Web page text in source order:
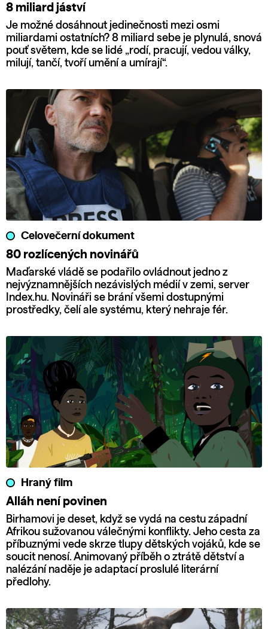
8 miliard jáství
Je možné dosáhnout jedinečnosti mezi osmi
miliardami ostatních? 8 miliard sebe je plynulá, snová
pouť světem, kde se lidé „rodí, pracují, vedou války,
milují, tančí, tvoří umění a umírají“.
Celovečerní dokument
80 rozlícených novinářů
Maďarské vládě se podařilo ovládnout jedno z
nejvýznamnějších nezávislých médií v zemi, server
Index.hu. Novináři se brání všemi dostupnými
prostředky, čelí ale systému, který nehraje fér.
Hraný film
Alláh není povinen
Birhamovi je deset, když se vydá na cestu západní
Afrikou sužovanou válečnými konflikty. Jeho cesta za
příbuznými vede skrze tlupy dětských vojáků, kde se
soucit nenosí. Animovaný příběh o ztrátě dětství a
nalézání naděje je adaptací proslulé literární
předlohy.